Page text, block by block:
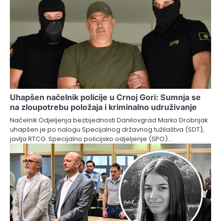
Uhapšen načelnik policije u Crnoj Gori: Sumnja se
na zloupotrebu položaja i kriminalno udruživanje
Načelnik Odjeljenja bezbjednosti Danilovgrad Marko Drobnjak
uhapšen je po nalogu Specijalnog državnog tužilaštva (SDT),
javlja RTCG. Specijalno policijsko odjeljenje (SPO)…